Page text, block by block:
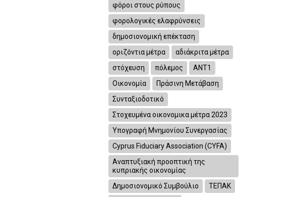
φόροι στους ρύπους
φορολογικές ελαφρύνσεις
δημοσιονομική επέκταση
οριζόντια μέτρα
αδιάκριτα μέτρα
στόχευση
πόλεμος
ΑΝΤ1
Οικονομία
Πράσινη Μετάβαση
Συνταξιοδοτικό
Στοχευμένα οικονομικα μέτρα 2023
Υπογραφή Μνημονίου Συνεργασίας
Cyprus Fiduciary Association (CYFA)
Αναπτυξιακή προοπτική της
κυπριακής οικονομίας
Δημοσιονομικό Συμβούλιο
ΤΕΠΑΚ